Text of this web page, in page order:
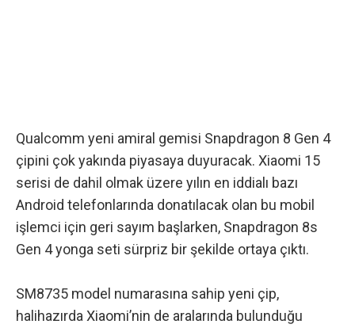
Qualcomm yeni amiral gemisi Snapdragon 8 Gen 4
çipini çok yakında piyasaya duyuracak. Xiaomi 15
serisi de dahil olmak üzere yılın en iddialı bazı
Android telefonlarında donatılacak olan bu mobil
işlemci için geri sayım başlarken, Snapdragon 8s
Gen 4 yonga seti sürpriz bir şekilde ortaya çıktı.
SM8735 model numarasına sahip yeni çip,
halihazırda Xiaomi’nin de aralarında bulunduğu